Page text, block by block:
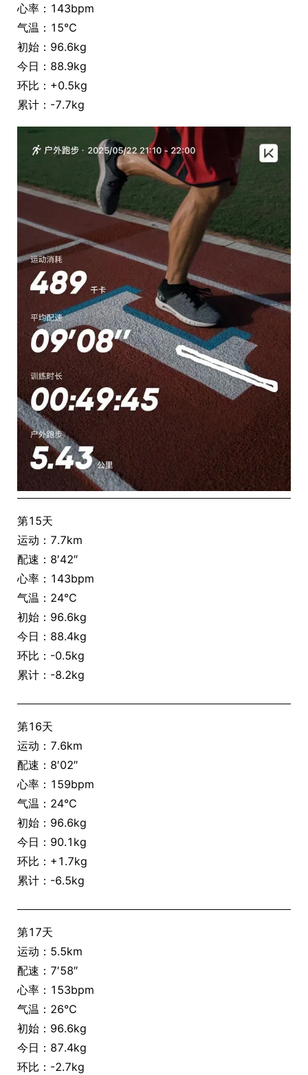
心率：143bpm
气温：15℃
初始：96.6kg
今日：88.9kg
环比：+0.5kg
累计：-7.7kg
第15天
运动：7.7km
配速：8′42″
心率：143bpm
气温：24℃
初始：96.6kg
今日：88.4kg
环比：-0.5kg
累计：-8.2kg
第16天
运动：7.6km
配速：8′02″
心率：159bpm
气温：24℃
初始：96.6kg
今日：90.1kg
环比：+1.7kg
累计：-6.5kg
第17天
运动：5.5km
配速：7′58″
心率：153bpm
气温：26℃
初始：96.6kg
今日：87.4kg
环比：-2.7kg